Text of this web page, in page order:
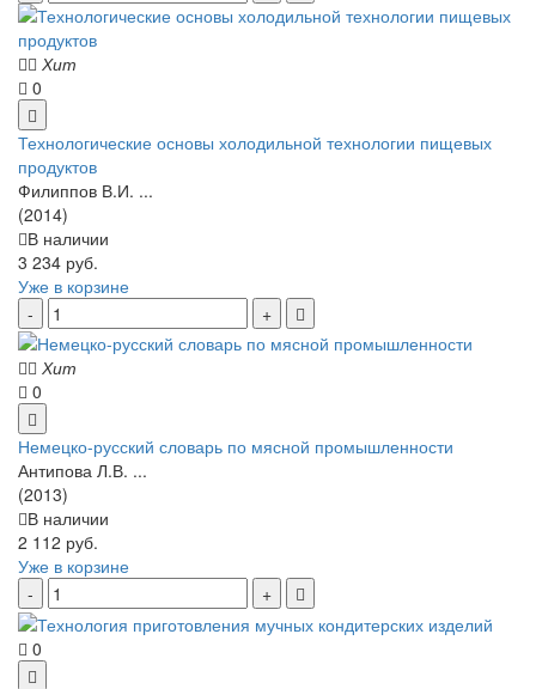
Хит
0
Технологические основы холодильной технологии пищевых
продуктов
Филиппов В.И. ...
(2014)
В наличии
3 234 руб.
Уже в корзине
Хит
0
Немецко-русский словарь по мясной промышленности
Антипова Л.В. ...
(2013)
В наличии
2 112 руб.
Уже в корзине
0